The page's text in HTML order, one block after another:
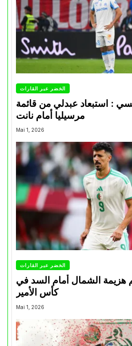
الخضر عبر القارات
: استبعاد عبدلي من قائمة
مرسيليا أمام نانت
Mai 1, 2026
الخضر عبر القارات
هزيمة الشمال أمام السد في
كأس الأمير
Mai 1, 2026